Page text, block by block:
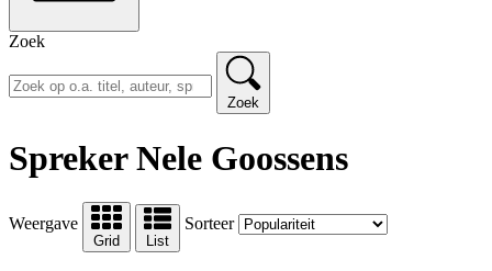
Zoek
Zoek
Spreker Nele Goossens
Weergave
Grid List
Sorteer